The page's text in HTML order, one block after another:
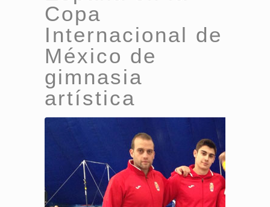
Copa
Internacional de
México de
gimnasia
artística